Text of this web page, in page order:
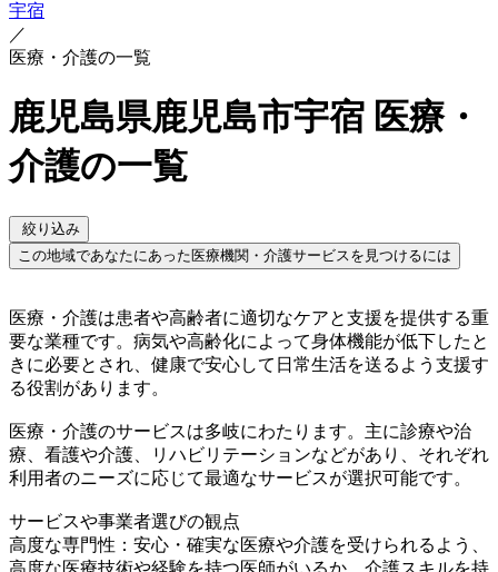
宇宿
／
医療・介護の一覧
鹿児島県鹿児島市宇宿 医療・
介護の一覧
絞り込み
この地域であなたにあった医療機関・介護サービスを見つけるには
医療・介護は患者や高齢者に適切なケアと支援を提供する重
要な業種です。病気や高齢化によって身体機能が低下したと
きに必要とされ、健康で安心して日常生活を送るよう支援す
る役割があります。
医療・介護のサービスは多岐にわたります。主に診療や治
療、看護や介護、リハビリテーションなどがあり、それぞれ
利用者のニーズに応じて最適なサービスが選択可能です。
サービスや事業者選びの観点
高度な専門性：安心・確実な医療や介護を受けられるよう、
高度な医療技術や経験を持つ医師がいるか、介護スキルを持